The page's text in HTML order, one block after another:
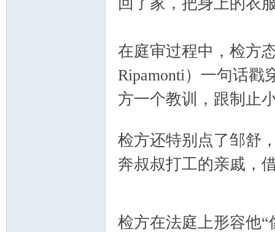
在庭审过程中，检方
Ripamonti）一句话戳
方一个教训，跟制止
检方还特别点了邹舒
奔叔叔打工的亲戚，
检方在法庭上形容他